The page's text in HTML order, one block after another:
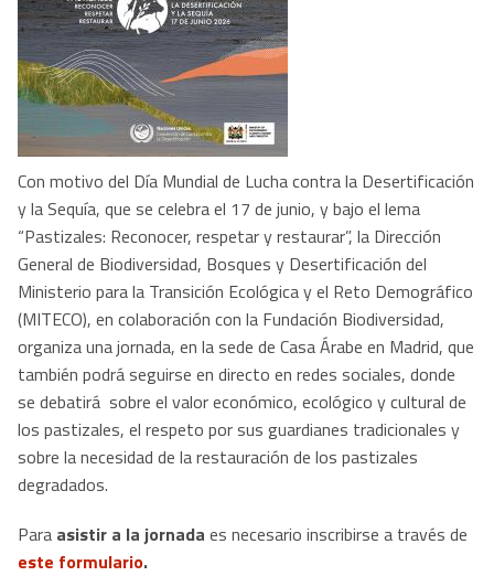
Con motivo del Día Mundial de Lucha contra la Desertificación
y la Sequía, que se celebra el 17 de junio, y bajo el lema
“Pastizales: Reconocer, respetar y restaurar”, la Dirección
General de Biodiversidad, Bosques y Desertificación del
Ministerio para la Transición Ecológica y el Reto Demográfico
(MITECO), en colaboración con la Fundación Biodiversidad,
organiza una jornada, en la sede de Casa Árabe en Madrid, que
también podrá seguirse en directo en redes sociales, donde
se debatirá sobre el valor económico, ecológico y cultural de
los pastizales, el respeto por sus guardianes tradicionales y
sobre la necesidad de la restauración de los pastizales
degradados.
Para asistir a la jornada es necesario inscribirse a través de
este formulario.